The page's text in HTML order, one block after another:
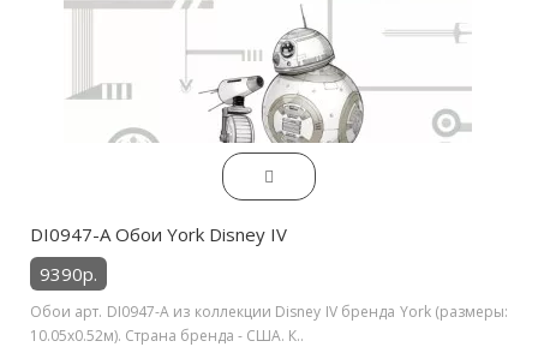
DI0947-A Обои York Disney IV
9390р.
Обои арт. DI0947-A из коллекции Disney IV бренда York (размеры:
10.05х0.52м). Страна бренда - США. К..